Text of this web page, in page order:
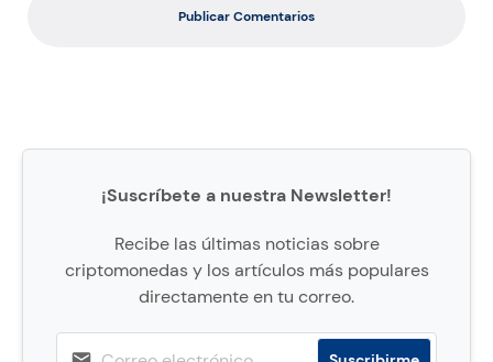
Publicar Comentarios
¡Suscríbete a nuestra Newsletter!
Recibe las últimas noticias sobre
criptomonedas y los artículos más populares
directamente en tu correo.